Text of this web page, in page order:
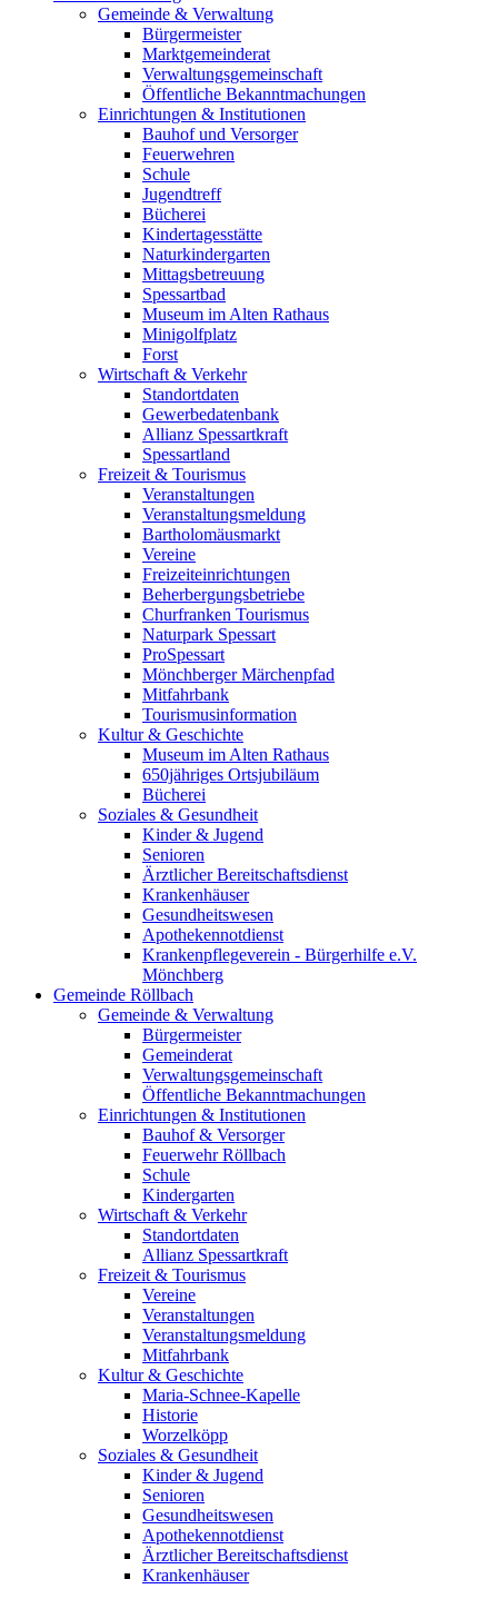
Gemeinde & Verwaltung
Bürgermeister
Marktgemeinderat
Verwaltungsgemeinschaft
Öffentliche Bekanntmachungen
Einrichtungen & Institutionen
Bauhof und Versorger
Feuerwehren
Schule
Jugendtreff
Bücherei
Kindertagesstätte
Naturkindergarten
Mittagsbetreuung
Spessartbad
Museum im Alten Rathaus
Minigolfplatz
Forst
Wirtschaft & Verkehr
Standortdaten
Gewerbedatenbank
Allianz Spessartkraft
Spessartland
Freizeit & Tourismus
Veranstaltungen
Veranstaltungsmeldung
Bartholomäusmarkt
Vereine
Freizeiteinrichtungen
Beherbergungsbetriebe
Churfranken Tourismus
Naturpark Spessart
ProSpessart
Mönchberger Märchenpfad
Mitfahrbank
Tourismusinformation
Kultur & Geschichte
Museum im Alten Rathaus
650jähriges Ortsjubiläum
Bücherei
Soziales & Gesundheit
Kinder & Jugend
Senioren
Ärztlicher Bereitschaftsdienst
Krankenhäuser
Gesundheitswesen
Apothekennotdienst
Krankenpflegeverein - Bürgerhilfe e.V.
Mönchberg
Gemeinde Röllbach
Gemeinde & Verwaltung
Bürgermeister
Gemeinderat
Verwaltungsgemeinschaft
Öffentliche Bekanntmachungen
Einrichtungen & Institutionen
Bauhof & Versorger
Feuerwehr Röllbach
Schule
Kindergarten
Wirtschaft & Verkehr
Standortdaten
Allianz Spessartkraft
Freizeit & Tourismus
Vereine
Veranstaltungen
Veranstaltungsmeldung
Mitfahrbank
Kultur & Geschichte
Maria-Schnee-Kapelle
Historie
Worzelköpp
Soziales & Gesundheit
Kinder & Jugend
Senioren
Gesundheitswesen
Apothekennotdienst
Ärztlicher Bereitschaftsdienst
Krankenhäuser